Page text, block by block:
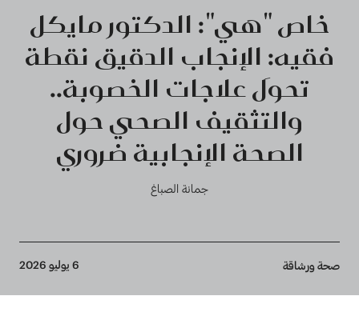
خاص "هي": الدكتور مايكل
فقيه: الإنجاب الدقيق نقطة
تحوَل علاجات الخصوبة..
والتثقيف الصحي حول
الصحة الإنجابية ضروري
جمانة الصباغ
Breadcrumb
صحة ورشاقة 6 يوليو 2026